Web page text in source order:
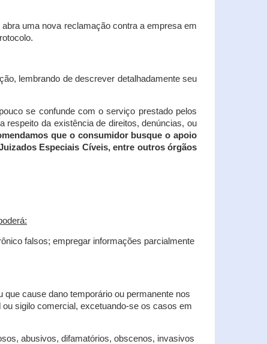
uma nova reclamação contra a empresa em
lembrando de descrever detalhadamente seu
se confunde com o serviço prestado pelos
respeito da existência de direitos, denúncias, ou
que o consumidor busque o apoio
Especiais Cíveis, entre outros órgãos
falsos; empregar informações parcialmente
cause dano temporário ou permanente nos
sigilo comercial, excetuando-se os casos em
abusivos, difamatórios, obscenos, invasivos